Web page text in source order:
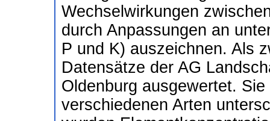
Wechselwirkungen
durch Anpassungen an
P und K) auszeichnen. Als
Datensätze der AG
Oldenburg ausgewertet.
verschiedenen Arten